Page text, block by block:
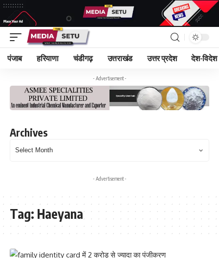
पंजाब हरियाणा चंडीगढ़ उत्तराखंड उत्तर प्रदेश देश-विदेश
- Advertisement -
Archives
- Advertisement -
Tag: Haeyana